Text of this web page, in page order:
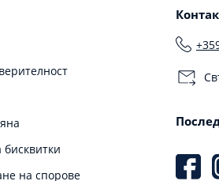
на спорове